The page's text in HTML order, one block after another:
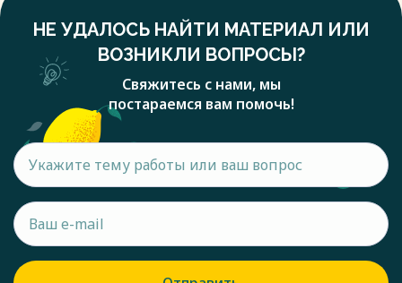
НЕ УДАЛОСЬ НАЙТИ МАТЕРИАЛ ИЛИ
ВОЗНИКЛИ ВОПРОСЫ?
Свяжитесь с нами, мы
постараемся вам помочь!